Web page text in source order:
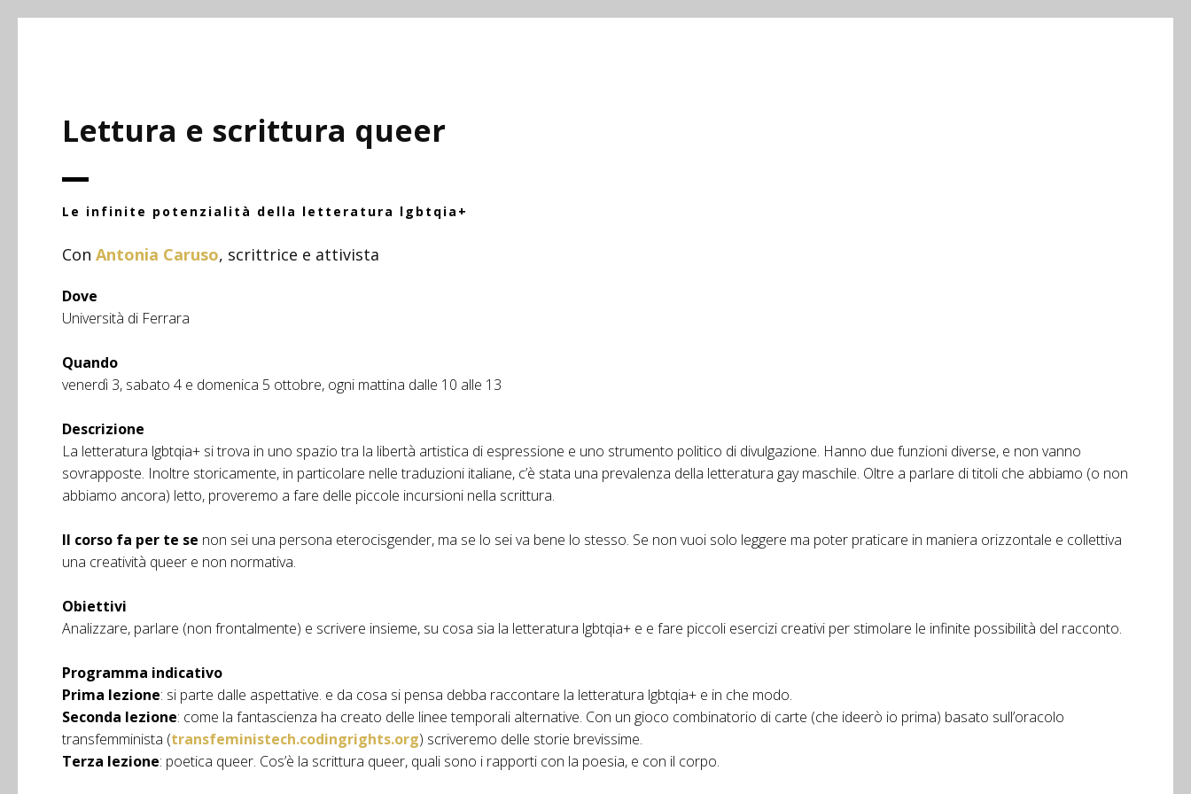
Lettura e scrittura queer
Le infinite potenzialità della letteratura lgbtqia+
Con Antonia Caruso, scrittrice e attivista
Dove
Università di Ferrara
Quando
venerdì 3, sabato 4 e domenica 5 ottobre, ogni mattina dalle 10 alle 13
Descrizione
La letteratura lgbtqia+ si trova in uno spazio tra la libertà artistica di espressione e uno strumento politico di divulgazione. Hanno due funzioni diverse, e non vanno
sovrapposte. Inoltre storicamente, in particolare nelle traduzioni italiane, c’è stata una prevalenza della letteratura gay maschile. Oltre a parlare di titoli che abbiamo (o non
abbiamo ancora) letto, proveremo a fare delle piccole incursioni nella scrittura.
Il corso fa per te se non sei una persona eterocisgender, ma se lo sei va bene lo stesso. Se non vuoi solo leggere ma poter praticare in maniera orizzontale e collettiva
una creatività queer e non normativa.
Obiettivi
Analizzare, parlare (non frontalmente) e scrivere insieme, su cosa sia la letteratura lgbtqia+ e e fare piccoli esercizi creativi per stimolare le infinite possibilità del racconto.
Programma indicativo
Prima lezione: si parte dalle aspettative. e da cosa si pensa debba raccontare la letteratura lgbtqia+ e in che modo.
Seconda lezione: come la fantascienza ha creato delle linee temporali alternative. Con un gioco combinatorio di carte (che ideerò io prima) basato sull’oracolo
transfemminista (transfeministech.codingrights.org) scriveremo delle storie brevissime.
Terza lezione: poetica queer. Cos’è la scrittura queer, quali sono i rapporti con la poesia, e con il corpo.